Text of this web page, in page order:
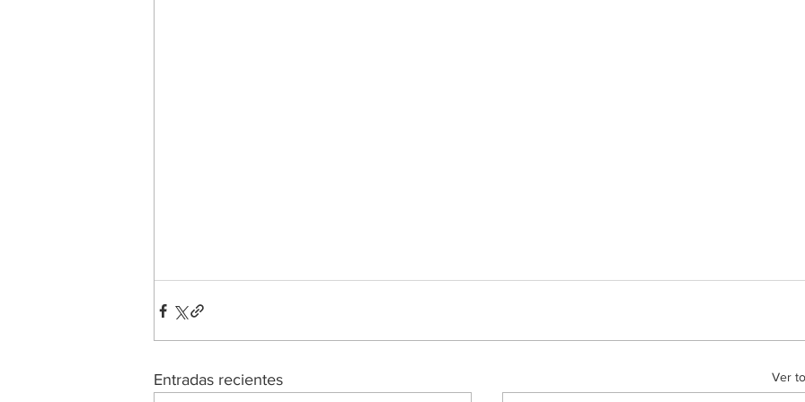
Entradas recientes Ver